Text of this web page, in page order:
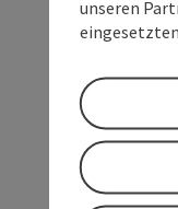
unseren